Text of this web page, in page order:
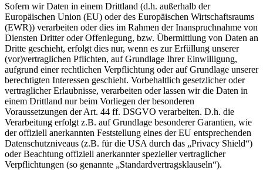
Sofern wir Daten in einem Drittland (d.h. außerhalb der
Europäischen Union (EU) oder des Europäischen Wirtschaftsraums
(EWR)) verarbeiten oder dies im Rahmen der Inanspruchnahme von
Diensten Dritter oder Offenlegung, bzw. Übermittlung von Daten an
Dritte geschieht, erfolgt dies nur, wenn es zur Erfüllung unserer
(vor)vertraglichen Pflichten, auf Grundlage Ihrer Einwilligung,
aufgrund einer rechtlichen Verpflichtung oder auf Grundlage unserer
berechtigten Interessen geschieht. Vorbehaltlich gesetzlicher oder
vertraglicher Erlaubnisse, verarbeiten oder lassen wir die Daten in
einem Drittland nur beim Vorliegen der besonderen
Voraussetzungen der Art. 44 ff. DSGVO verarbeiten. D.h. die
Verarbeitung erfolgt z.B. auf Grundlage besonderer Garantien, wie
der offiziell anerkannten Feststellung eines der EU entsprechenden
Datenschutzniveaus (z.B. für die USA durch das „Privacy Shield“)
oder Beachtung offiziell anerkannter spezieller vertraglicher
Verpflichtungen (so genannte „Standardvertragsklauseln“).